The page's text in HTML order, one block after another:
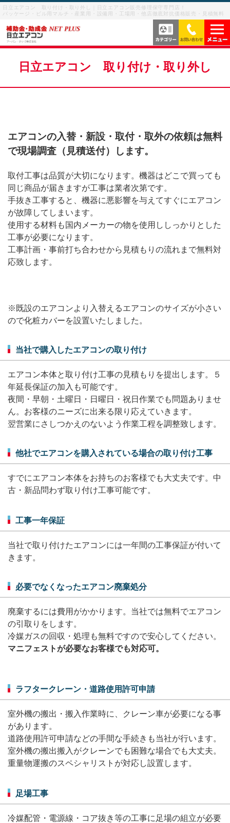
日立エアコン 取り付け・取り外し｜日立エアコン販売修理保守専門店！
パッケージ・ビル用マルチ・産業用・設備用・工場用・他店徹底対抗価格販売・見積無料
お問い合わせを閉じる
当社の強み
サービスの流れ
ご利用案内
お客様の声
メニューを閉じる
ビル用マルチエアコン
業務用エアコン・パッケージエアコン
産業用・設備用・工場用エアコン
業務用エアコン修理
メニューを閉じる
日立エアコン 取り付け・取り外し
エアコンの入替・新設・取付・取外の依頼は無料
で現場調査（見積送付）します。
取付工事は品質が大切になります。機器はどこで買っても
同じ商品が届きますが工事は業者次第です。
手抜き工事すると、機器に悪影響を与えてすぐにエアコン
が故障してしまいます。
使用する材料も国内メーカーの物を使用ししっかりとした
工事が必要になります。
工事計画・事前打ち合わせから見積もりの流れまで無料対
応致します。
※既設のエアコンより入替えるエアコンのサイズが小さい
ので化粧カバーを設置いたしました。
当社で購入したエアコンの取り付け
エアコン本体と取り付け工事の見積もりを提出します。５
年延長保証の加入も可能です。
夜間・早朝・土曜日・日曜日・祝日作業でも問題ありませ
ん。 お客様のニーズに出来る限り応えていきます。
翌営業にさしつかえのないよう作業工程を調整致します。
他社でエアコンを購入されている場合の取り付け工事
すでにエアコン本体をお持ちのお客様でも大丈夫です。 中
古・新品問わず取り付け工事可能です。
工事一年保証
当社で取り付けたエアコンには一年間の工事保証が付いて
きます。
必要でなくなったエアコン廃棄処分
廃棄するには費用がかかります。 当社では無料でエアコン
の引取りをします。
冷媒ガスの回収・処理も無料ですので安心してください。
マニフェストが必要なお客様でも対応可。
ラフタークレーン・道路使用許可申請
室外機の搬出・搬入作業時に、クレーン車が必要になる事
があります。
道路使用許可申請などの手間な手続きも当社が行います。
室外機の搬出搬入がクレーンでも困難な場合でも大丈夫。
重量物運搬のスペシャリストが対応し設置します。
足場工事
冷媒配管・電源線・コア抜き等の工事に足場の組立が必要